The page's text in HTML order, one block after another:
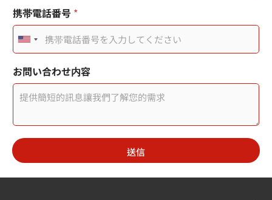
携帯電話番号 *
U
n
i
t
e
d
S
t
お問い合わせ内容
送信